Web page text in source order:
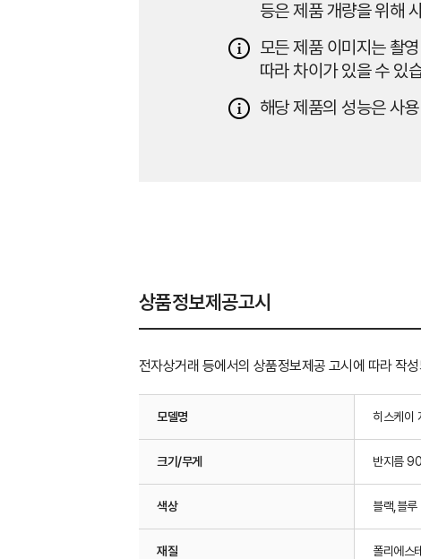
등은 제품 개량을 위해
모든 제품 이미지는 촬
따라 차이가 있을 수 있
해당 제품의 성능은 사
상품정보제공고시
전자상거래 등에서의 상품정보제공 고시에 따라 작
모델명 히스케이
크기/무게 반지름
색상 블랙,블루
재질 폴리에스